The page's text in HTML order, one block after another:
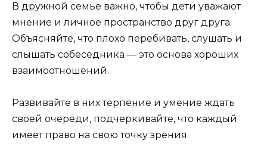
В дружной семье важно, чтобы дети уважают
мнение и личное пространство друг друга.
Объясняйте, что плохо перебивать, слушать и
слышать собеседника — это основа хороших
взаимоотношений.
Развивайте в них терпение и умение ждать
своей очереди, подчеркивайте, что каждый
имеет право на свою точку зрения.